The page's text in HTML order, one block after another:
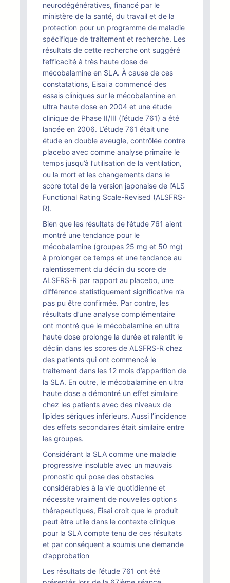
neurodégénératives, financé par le
ministère de la santé, du travail et de la
protection pour un programme de maladie
spécifique de traitement et recherche. Les
résultats de cette recherche ont suggéré
l’efficacité à très haute dose de
mécobalamine en SLA. À cause de ces
constatations, Eisai a commencé des
essais cliniques sur le mécobalamine en
ultra haute dose en 2004 et une étude
clinique de Phase II/III (l’étude 761) a été
lancée en 2006. L’étude 761 était une
étude en double aveugle, contrôlée contre
placebo avec comme analyse primaire le
temps jusqu’à l’utilisation de la ventilation,
ou la mort et les changements dans le
score total de la version japonaise de l’ALS
Functional Rating Scale-Revised (ALSFRS-
R).
Bien que les résultats de l’étude 761 aient
montré une tendance pour le
mécobalamine (groupes 25 mg et 50 mg)
à prolonger ce temps et une tendance au
ralentissement du déclin du score de
ALSFRS-R par rapport au placebo, une
différence statistiquement significative n’a
pas pu être confirmée. Par contre, les
résultats d’une analyse complémentaire
ont montré que le mécobalamine en ultra
haute dose prolonge la durée et ralentit le
déclin dans les scores de ALSFRS-R chez
des patients qui ont commencé le
traitement dans les 12 mois d’apparition de
la SLA. En outre, le mécobalamine en ultra
haute dose a démontré un effet similaire
chez les patients avec des niveaux de
lipides sériques inférieurs. Aussi l’incidence
des effets secondaires était similaire entre
les groupes.
Considérant la SLA comme une maladie
progressive insoluble avec un mauvais
pronostic qui pose des obstacles
considérables à la vie quotidienne et
nécessite vraiment de nouvelles options
thérapeutiques, Eisai croit que le produit
peut être utile dans le contexte clinique
pour la SLA compte tenu de ces résultats
et par conséquent a soumis une demande
d’approbation
Les résultats de l’étude 761 ont été